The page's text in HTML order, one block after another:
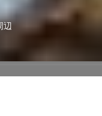
辺
ークリー地方